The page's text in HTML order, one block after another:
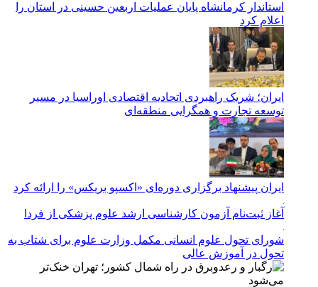
استاندار کرمانشاه پایان عملیات اربعین حسینی در استان را
اعلام کرد
ایران؛ شریک راهبردی اتحادیه اقتصادی اوراسیا در مسیر
توسعه تجارت و همگرایی منطقه‌ای
ایران پیشنهاد برگزاری دوره‌ای «اکسپو بریکس» را ارائه کرد
آغاز ثبت‌نام‌ آزمون کارشناسی ارشد علوم پزشکی از فردا
شورای تحول علوم انسانی مکمل وزارت علوم برای شتاب به
تحول در آموزش عالی